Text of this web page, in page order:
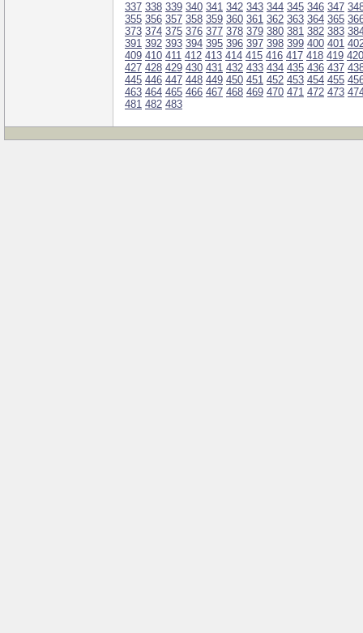
337 338 339 340 341 342 343 344 345 346 347
355 356 357 358 359 360 361 362 363 364 365
373 374 375 376 377 378 379 380 381 382 383
391 392 393 394 395 396 397 398 399 400 401
409 410 411 412 413 414 415 416 417 418 419 420
427 428 429 430 431 432 433 434 435 436 437
445 446 447 448 449 450 451 452 453 454 455
463 464 465 466 467 468 469 470 471 472 473
481 482 483